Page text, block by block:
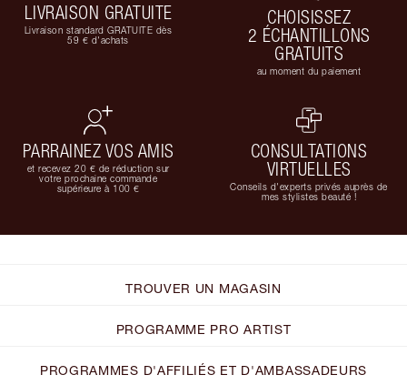
LIVRAISON GRATUITE
Livraison standard GRATUITE dès
59 € d'achats
CHOISISSEZ
2 ÉCHANTILLONS
GRATUITS
au moment du paiement
PARRAINEZ VOS AMIS
et recevez 20 € de réduction sur
votre prochaine commande
supérieure à 100 €
CONSULTATIONS
VIRTUELLES
Conseils d'experts privés auprès de
mes stylistes beauté !
TROUVER UN MAGASIN
PROGRAMME PRO ARTIST
PROGRAMMES D'AFFILIÉS ET D'AMBASSADEURS